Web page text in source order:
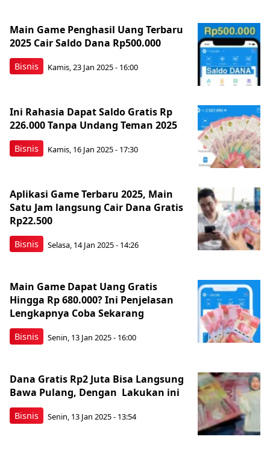
Bisnis
Main Game Penghasil Uang Terbaru
2025 Cair Saldo Dana Rp500.000
Kamis, 23 Jan 2025 - 16:00
Bisnis
Ini Rahasia Dapat Saldo Gratis Rp
226.000 Tanpa Undang Teman 2025
Kamis, 16 Jan 2025 - 17:30
Bisnis
Aplikasi Game Terbaru 2025, Main
Satu Jam langsung Cair Dana Gratis
Rp22.500
Selasa, 14 Jan 2025 - 14:26
Bisnis
Main Game Dapat Uang Gratis
Hingga Rp 680.000? Ini Penjelasan
Lengkapnya Coba Sekarang
Senin, 13 Jan 2025 - 16:00
Bisnis
Dana Gratis Rp2 Juta Bisa Langsung
Bawa Pulang, Dengan Lakukan ini
Senin, 13 Jan 2025 - 13:54